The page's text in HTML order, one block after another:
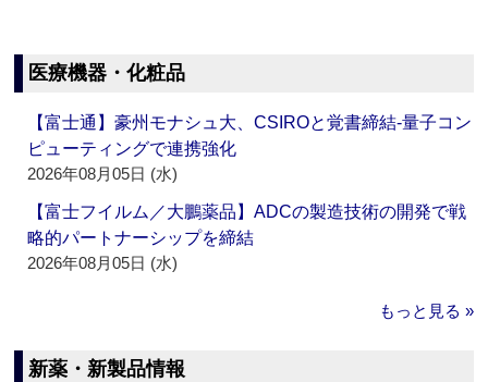
医療機器・化粧品
【富士通】豪州モナシュ大、CSIROと覚書締結‐量子コン
ピューティングで連携強化
2026年08月05日 (水)
【富士フイルム／大鵬薬品】ADCの製造技術の開発で戦
略的パートナーシップを締結
2026年08月05日 (水)
もっと見る »
新薬・新製品情報